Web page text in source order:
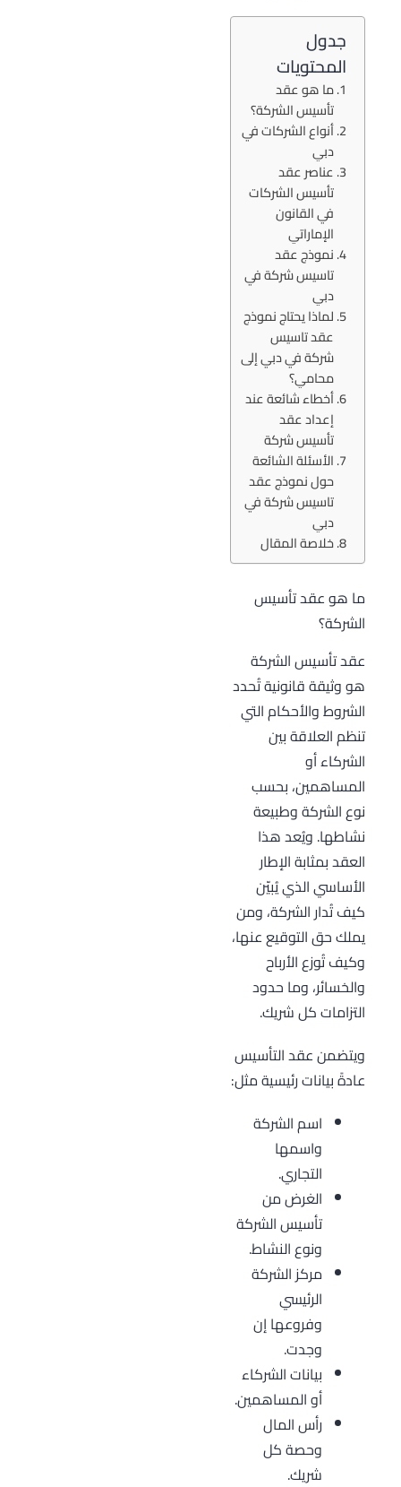
جدول
المحتويات
ما هو عقد
تأسيس الشركة؟
أنواع الشركات في
دبي
عناصر عقد
تأسيس الشركات
في القانون
الإماراتي
نموذج عقد
تاسيس شركة في
دبي
لماذا يحتاج نموذج
عقد تاسيس
شركة في دبي إلى
محامي؟
أخطاء شائعة عند
إعداد عقد
تأسيس شركة
الأسئلة الشائعة
حول نموذج عقد
تاسيس شركة في
دبي
خلاصة المقال
ما هو عقد تأسيس
الشركة؟
عقد تأسيس الشركة
هو وثيقة قانونية تُحدد
الشروط والأحكام التي
تنظم العلاقة بين
الشركاء أو
المساهمين، بحسب
نوع الشركة وطبيعة
نشاطها. ويُعد هذا
العقد بمثابة الإطار
الأساسي الذي يُبيّن
كيف تُدار الشركة، ومن
يملك حق التوقيع عنها،
وكيف تُوزع الأرباح
والخسائر، وما حدود
التزامات كل شريك.
ويتضمن عقد التأسيس
عادةً بيانات رئيسية مثل:
اسم الشركة
واسمها
التجاري.
الغرض من
تأسيس الشركة
ونوع النشاط.
مركز الشركة
الرئيسي
وفروعها إن
وجدت.
بيانات الشركاء
أو المساهمين.
رأس المال
وحصة كل
شريك.